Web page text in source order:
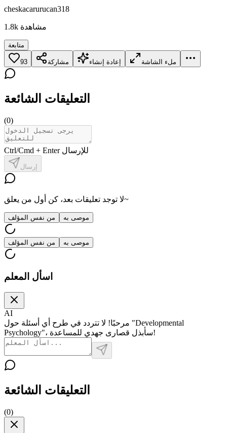
cheskacarurucan318
1.8k مشاهدة
متابعة
93 مشاركة إعادة إنشاء ملء الشاشة
التعليقات الشائعة
(0)
Ctrl/Cmd + Enter للإرسال
إرسال
لا توجد تعليقات بعد، كن أول من يعلق~
من نفس المؤلف موصى به
من نفس المؤلف موصى به
اسأل المعلم
AI
مرحبًا! لا تتردد في طرح أي أسئلة حول "Developmental
Psychology"، سأبذل قصارى جهدي للمساعدة!
التعليقات الشائعة
(0)